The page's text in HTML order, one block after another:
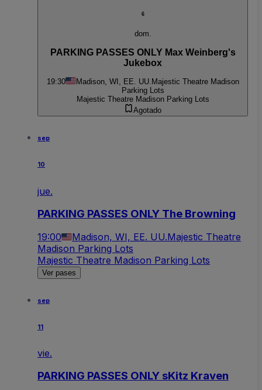
6
dom.
PARKING PASSES ONLY Max Weinberg's
Jukebox
19:30 Madison, WI, EE. UU. Majestic Theatre Madison
Parking Lots
Majestic Theatre Madison Parking Lots
Agotado
sep
10
jue.
PARKING PASSES ONLY The Browning
19:00 Madison, WI, EE. UU.Majestic Theatre
Madison Parking Lots
Majestic Theatre Madison Parking Lots
Ver pases
sep
11
vie.
PARKING PASSES ONLY sKitz Kraven